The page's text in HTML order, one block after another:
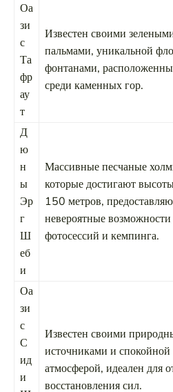
Оа
зи
с
Та
фр
ау
т
Известен своими
пальмами, уникальной
фонтанами,
среди каменных гор.
Д
ю
н
ы
Эр
г
Ш
еб
и
Массивные песчаные
которые достигают
150 метров,
невероятные возможности
фотосессий и кемпинга.
Оа
зи
с
С
ид
и
Известен своими
источниками и спокойной
атмосферой, идеален для
восстановления сил.